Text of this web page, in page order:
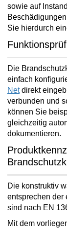
sowie auf
Sie hierdurch
Die
einfach
Net direkt
verbunden und
können Sie
gleichzeitig
dokumentieren.
Die konstruktiv
entsprechen der
sind nach EN
Mit dem